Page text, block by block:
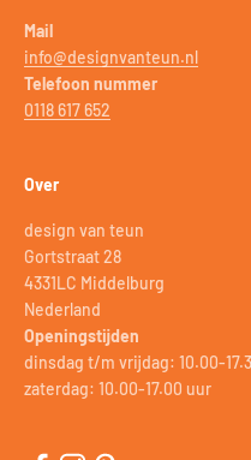
Mail
info@designvanteun.nl
Telefoon nummer
0118 617 652
Over
design van teun
Gortstraat 28
4331LC Middelburg
Nederland
Openingstijden
dinsdag t/m vrijdag: 10.00-
zaterdag: 10.00-17.00 uur